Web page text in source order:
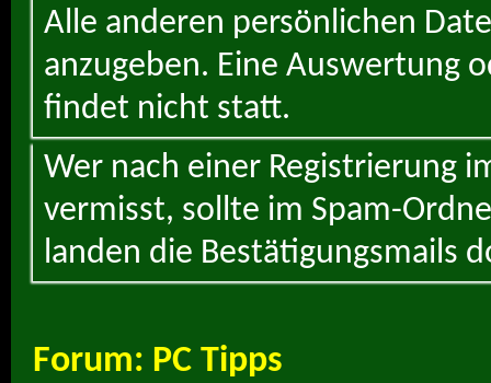
Alle anderen persönlichen
anzugeben. Eine Auswertung
findet nicht statt.
Wer nach einer Registrierung
vermisst, sollte im Spam-
landen die Bestätigungsmails
Forum: PC Tipps